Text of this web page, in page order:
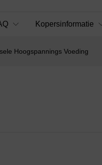
Kopersinformatie
Hoogspannings Voeding